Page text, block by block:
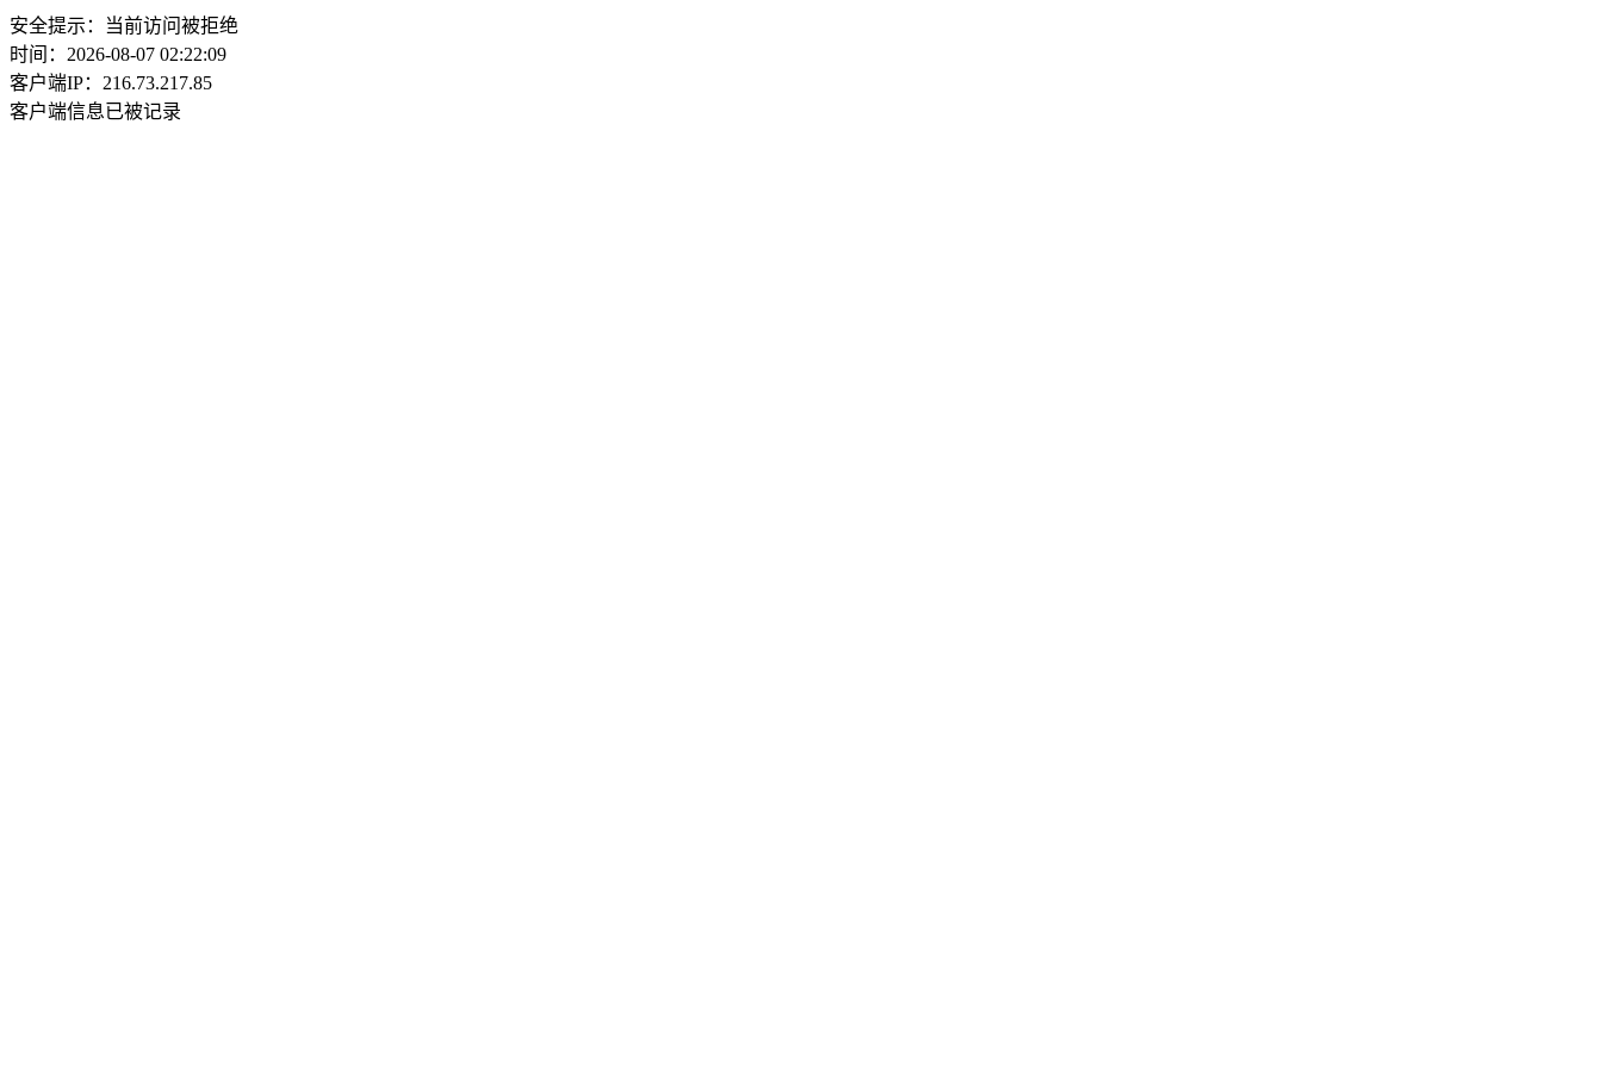
安全提示：当前访问被拒绝
时间：2026-08-07 02:22:09
客户端IP：216.73.217.85
客户端信息已被记录